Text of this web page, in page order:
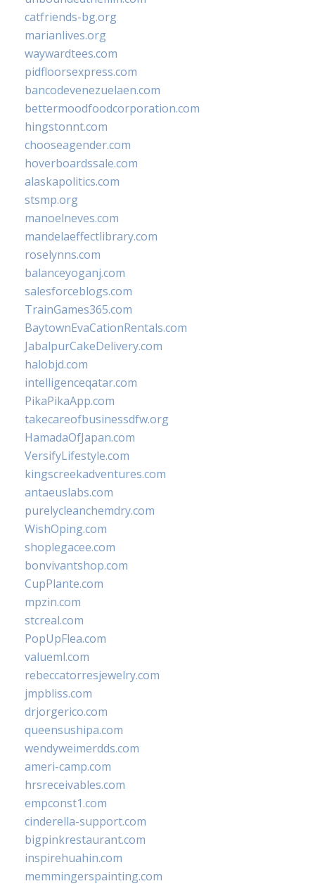
catfriends-bg.org
marianlives.org
waywardtees.com
pidfloorsexpress.com
bancodevenezuelaen.com
bettermoodfoodcorporation.com
hingstonnt.com
chooseagender.com
hoverboardssale.com
alaskapolitics.com
stsmp.org
manoelneves.com
mandelaeffectlibrary.com
roselynns.com
balanceyoganj.com
salesforceblogs.com
TrainGames365.com
BaytownEvaCationRentals.com
JabalpurCakeDelivery.com
halobjd.com
intelligenceqatar.com
PikaPikaApp.com
takecareofbusinessdfw.org
HamadaOfJapan.com
VersifyLifestyle.com
kingscreekadventures.com
antaeuslabs.com
purelycleanchemdry.com
WishOping.com
shoplegacee.com
bonvivantshop.com
CupPlante.com
mpzin.com
stcreal.com
PopUpFlea.com
valueml.com
rebeccatorresjewelry.com
jmpbliss.com
drjorgerico.com
queensushipa.com
wendyweimerdds.com
ameri-camp.com
hrsreceivables.com
empconst1.com
cinderella-support.com
bigpinkrestaurant.com
inspirehuahin.com
memmingerspainting.com